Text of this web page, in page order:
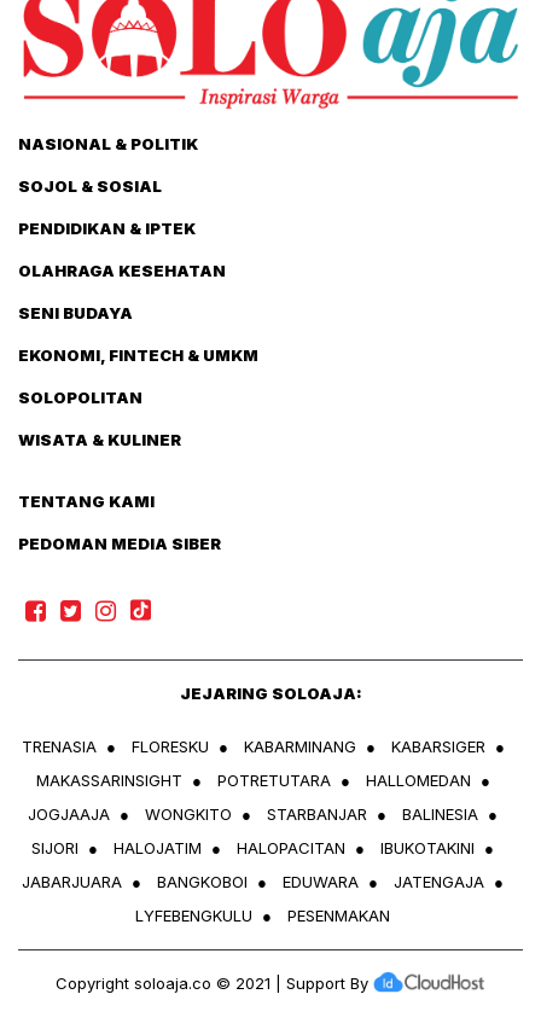
NASIONAL & POLITIK
SOJOL & SOSIAL
PENDIDIKAN & IPTEK
OLAHRAGA KESEHATAN
SENI BUDAYA
EKONOMI, FINTECH & UMKM
SOLOPOLITAN
WISATA & KULINER
TENTANG KAMI
PEDOMAN MEDIA SIBER
JEJARING SOLOAJA:
TRENASIA ● FLORESKU ● KABARMINANG ● KABARSIGER
●
MAKASSARINSIGHT
● POTRETUTARA ● HALLOMEDAN
●
JOGJAAJA ● WONGKITO ● STARBANJAR ● BALINESIA ●
SIJORI
● HALOJATIM ● HALOPACITAN ● IBUKOTAKINI
●
JABARJUARA ● BANGKOBOI ● EDUWARA ● JATENGAJA ●
LYFEBENGKULU
● PESENMAKAN
Copyright soloaja.co © 2021 | Support By